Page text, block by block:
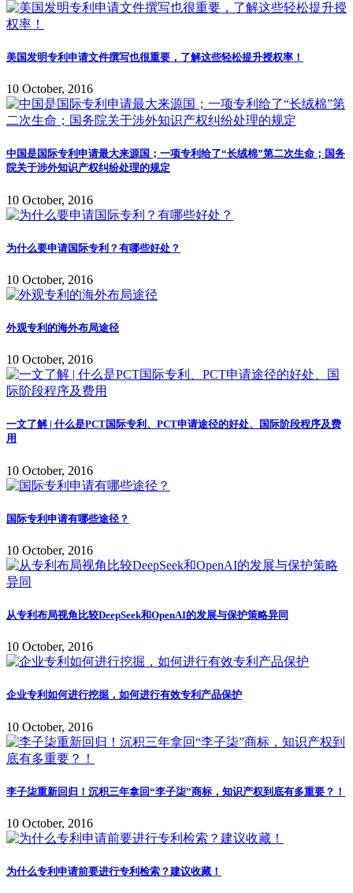
美国发明专利申请文件撰写也很重要，了解这些轻松提升授权率！
10 October, 2016
中国是国际专利申请最大来源国；一项专利给了“长绒棉”第二次生命；国务
院关于涉外知识产权纠纷处理的规定
10 October, 2016
为什么要申请国际专利？有哪些好处？
10 October, 2016
外观专利的海外布局途径
10 October, 2016
一文了解 | 什么是PCT国际专利、PCT申请途径的好处、国际阶段程序及费
用
10 October, 2016
国际专利申请有哪些途径？
10 October, 2016
从专利布局视角比较DeepSeek和OpenAI的发展与保护策略异同
10 October, 2016
企业专利如何进行挖掘，如何进行有效专利产品保护
10 October, 2016
李子柒重新回归！沉积三年拿回“李子柒”商标，知识产权到底有多重要？！
10 October, 2016
为什么专利申请前要进行专利检索？建议收藏！